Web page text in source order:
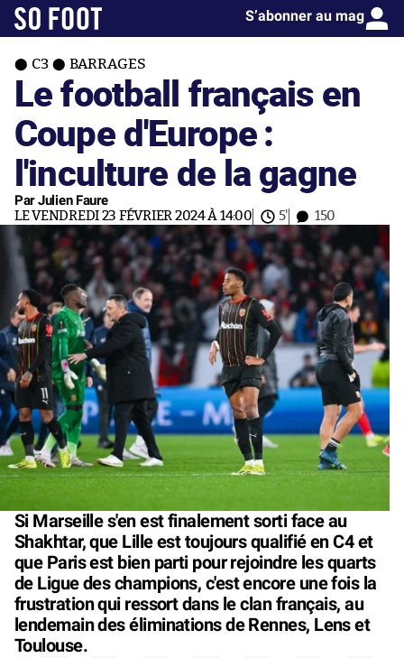
S’abonner au mag
C3 BARRAGES
Le football français en
Coupe d'Europe :
l'inculture de la gagne
Par Julien Faure
LE VENDREDI 23 FÉVRIER 2024 À 14:00 5' 150
Si Marseille s'en est finalement sorti face au
Shakhtar, que Lille est toujours qualifié en C4 et
que Paris est bien parti pour rejoindre les quarts
de Ligue des champions, c'est encore une fois la
frustration qui ressort dans le clan français, au
lendemain des éliminations de Rennes, Lens et
Toulouse.